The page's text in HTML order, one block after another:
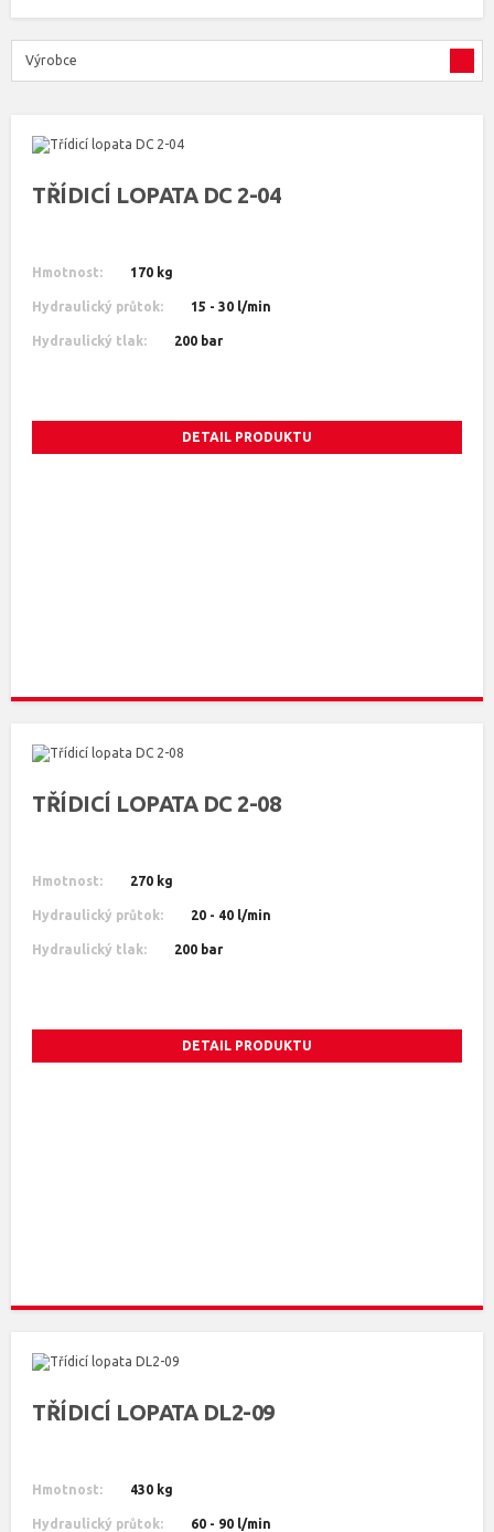
Výrobce
TŘÍDICÍ LOPATA DC 2-04
Hmotnost: 170 kg
Hydraulický průtok: 15 - 30 l/min
Hydraulický tlak: 200 bar
DETAIL PRODUKTU
TŘÍDICÍ LOPATA DC 2-08
Hmotnost: 270 kg
Hydraulický průtok: 20 - 40 l/min
Hydraulický tlak: 200 bar
DETAIL PRODUKTU
TŘÍDICÍ LOPATA DL2-09
Hmotnost: 430 kg
Hydraulický průtok: 60 - 90 l/min